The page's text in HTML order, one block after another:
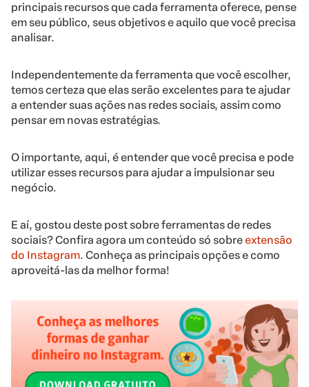
principais recursos que cada ferramenta oferece, pense
em seu público, seus objetivos e aquilo que você precisa
analisar.
Independentemente da ferramenta que você escolher,
temos certeza que elas serão excelentes para te ajudar
a entender suas ações nas redes sociais, assim como
pensar em novas estratégias.
O importante, aqui, é entender que você precisa e pode
utilizar esses recursos para ajudar a impulsionar seu
negócio.
E aí, gostou deste post sobre ferramentas de redes
sociais? Confira agora um conteúdo só sobreextensão
do Instagram. Conheça as principais opções e como
aproveitá-las da melhor forma!